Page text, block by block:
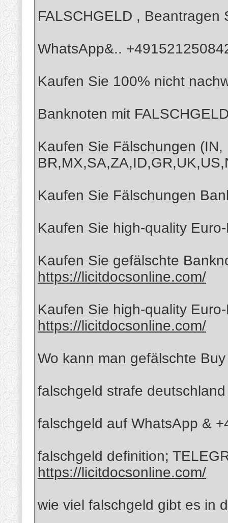
FALSCHGELD , Beantragen
WhatsApp&..
Kaufen Sie 100% nicht
Banknoten mit
Kaufen Sie Fälschungen (IN,
Kaufen Sie Fälschungen
Kaufen Sie high-quality
Kaufen Sie gefälschte
https://licitdocsonline.com/
Kaufen Sie high-quality
https://licitdocsonline.com/
Wo kann man gefälschte
falschgeld strafe deutschland
falschgeld auf WhatsApp &
falschgeld definition;
https://licitdocsonline.com/
wie viel falschgeld gibt es in